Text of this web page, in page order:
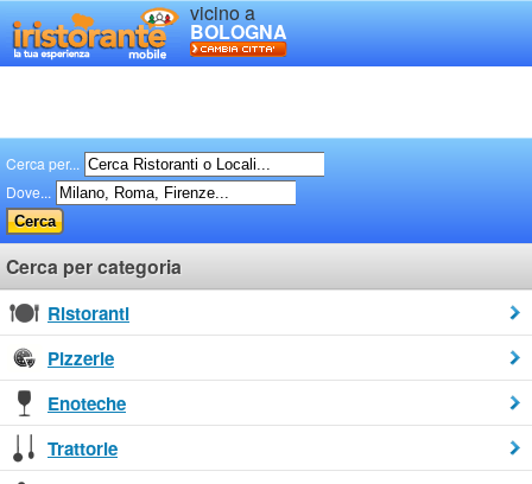
vicino a
BOLOGNA
Cerca per...
Dove...
Cerca per categoria
Ristoranti
Pizzerie
Enoteche
Trattorie